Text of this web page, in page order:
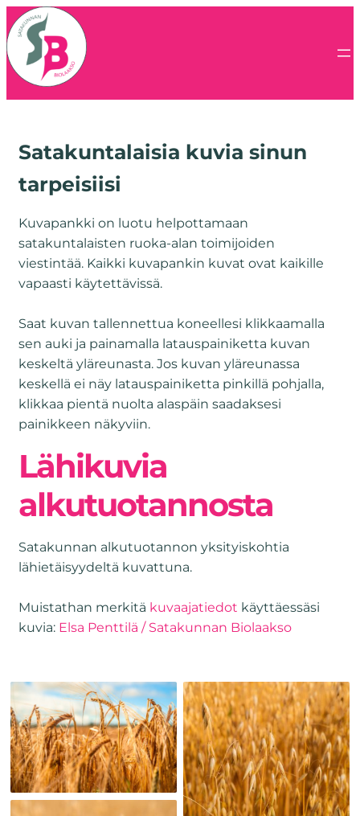
Satakuntalaisia kuvia sinun
tarpeisiisi
Kuvapankki on luotu helpottamaan
satakuntalaisten ruoka-alan toimijoiden
viestintää. Kaikki kuvapankin kuvat ovat kaikille
vapaasti käytettävissä.
Saat kuvan tallennettua koneellesi klikkaamalla
sen auki ja painamalla latauspainiketta kuvan
keskeltä yläreunasta. Jos kuvan yläreunassa
keskellä ei näy latauspainiketta pinkillä pohjalla,
klikkaa pientä nuolta alaspäin saadaksesi
painikkeen näkyviin.
Lähikuvia
alkutuotannosta
Satakunnan alkutuotannon yksityiskohtia
lähietäisyydeltä kuvattuna.
Muistathan merkitä kuvaajatiedot käyttäessäsi
kuvia: Elsa Penttilä / Satakunnan Biolaakso